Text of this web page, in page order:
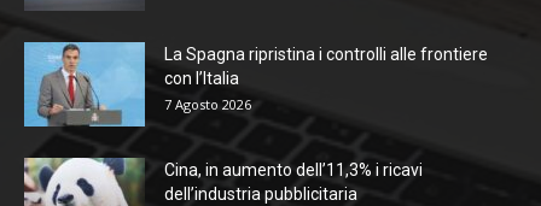
La Spagna ripristina i controlli alle frontiere
con l’Italia
7 Agosto 2026
Cina, in aumento dell’11,3% i ricavi
dell’industria pubblicitaria